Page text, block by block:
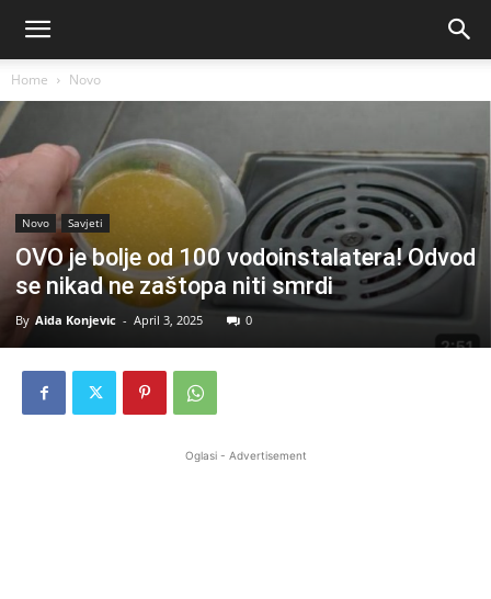
Home Novo
Novo Savjeti
OVO je bolje od 100 vodoinstalatera! Odvod
se nikad ne zaštopa niti smrdi
By Aida Konjevic - April 3, 2025 0
Oglasi - Advertisement